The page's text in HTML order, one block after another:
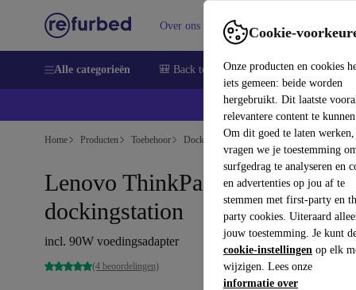
Cookie-
Onze producten en cookies
iets gemeen: beide worden
hergebruikt. Dit laatste
relevantere content te
Om dit goed te laten werken,
vragen we je toestemming
surfgedrag te analyseren en
en advertenties op jou af te
stemmen met first-party en
party cookies. Uiteraard
jouw toestemming. Je kunt
cookie-instellingen op elk
wijzigen. Lees onze
informatie over
Over ons Verkopen Support
Alle categorieën 🎒 Back to school Smartphones
Home Producten Toebehoor Docking Stations
Lenovo ThinkPad OneLink+
dockingstation
incl. 90W voedingsadapter
(4 beoordelingen)